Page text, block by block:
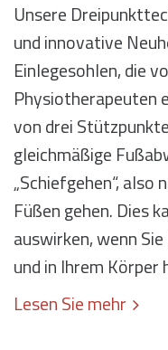
Unsere
und innovative
Einlegesohlen, die
Physiotherapeuten
von drei
gleichmäßige
„Schiefgehen“, also
Füßen gehen. Dies
auswirken, wenn
und in Ihrem Körper
Lesen Sie mehr